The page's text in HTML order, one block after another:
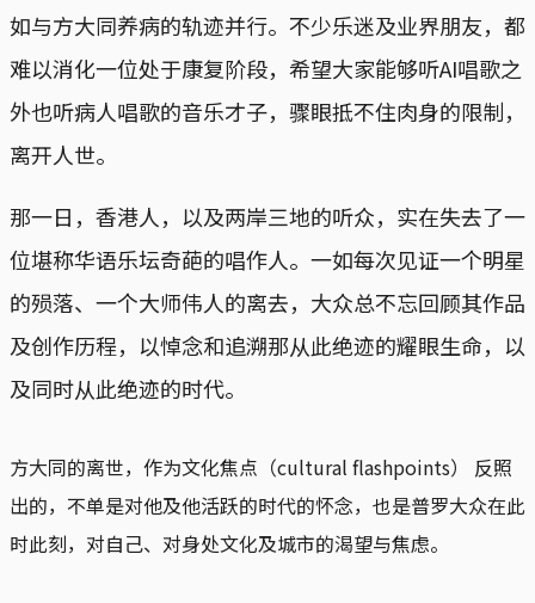
如与方大同养病的轨迹并行。不少乐迷及业界朋友，都
难以消化一位处于康复阶段，希望大家能够听AI唱歌之
外也听病人唱歌的音乐才子，骤眼抵不住肉身的限制，
离开人世。
那一日，香港人，以及两岸三地的听众，实在失去了一
位堪称华语乐坛奇葩的唱作人。一如每次见证一个明星
的殒落、一个大师伟人的离去，大众总不忘回顾其作品
及创作历程，以悼念和追溯那从此绝迹的耀眼生命，以
及同时从此绝迹的时代。
方大同的离世，作为文化焦点（cultural flashpoints） 反照
出的，不单是对他及他活跃的时代的怀念，也是普罗大众在此
时此刻，对自己、对身处文化及城市的渴望与焦虑。